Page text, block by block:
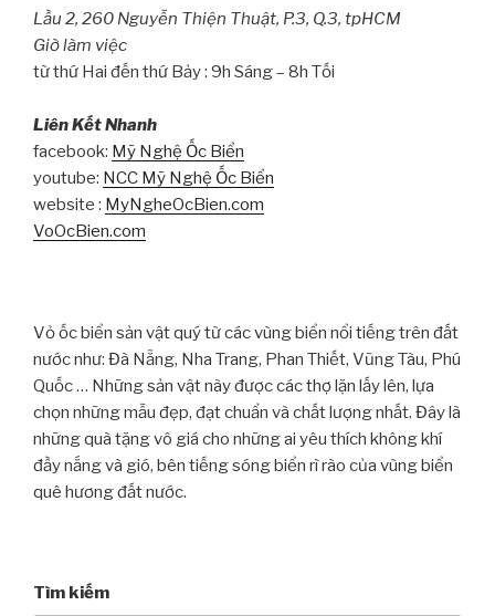
Lầu 2, 260 Nguyễn Thiện Thuật, P.3, Q.3, tpHCM
Giờ làm việc
từ thứ Hai đến thứ Bảy : 9h Sáng – 8h Tối
Liên Kết Nhanh
facebook: Mỹ Nghệ Ốc Biển
youtube: NCC Mỹ Nghệ Ốc Biển
website : MyNgheOcBien.com
VoOcBien.com
Vỏ ốc biển sản vật quý từ các vùng biển nổi tiếng trên đất
nước như: Đà Nẵng, Nha Trang, Phan Thiết, Vũng Tàu, Phú
Quốc … Những sản vật này được các thợ lặn lấy lên, lựa
chọn những mẫu đẹp, đạt chuẩn và chất lượng nhất. Đây là
những quà tặng vô giá cho những ai yêu thích không khí
đầy nắng và gió, bên tiếng sóng biển rì rào của vùng biển
quê hương đất nước.
Tìm kiếm